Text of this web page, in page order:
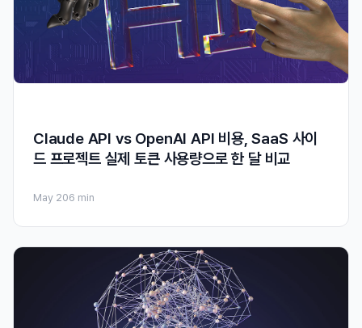
Claude API vs OpenAI API 비용, SaaS 사이
드 프로젝트 실제 토큰 사용량으로 한 달 비교
May 206 min